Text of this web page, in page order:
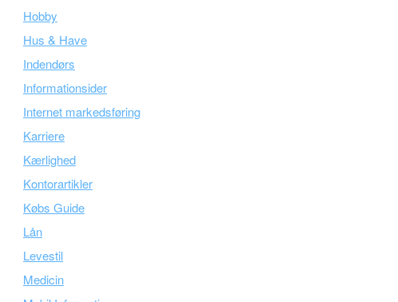
Hobby
Hus & Have
Indendørs
Informationsider
Internet markedsføring
Karriere
Kærlighed
Kontorartikler
Købs Guide
Lån
Levestil
Medicin